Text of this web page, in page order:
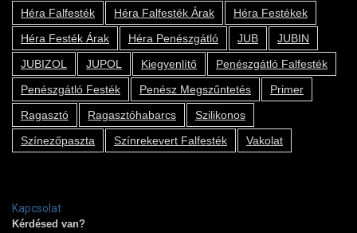
Héra Falfesték
Héra Falfesték Árak
Héra Festékek
Héra Festék Árak
Héra Penészgátló JUB
JUBIN
JUBIZOL
JUPOL Kiegyenlítő
Penészgátló Falfesték
Penészgátló Festék
Penész Megszűntetés
Primer
Ragasztó
Ragasztóhabarcs
Szilikonos
Színezőpaszta
Színrekevert Falfesték Vakolat
Kapcsolat
Kérdésed van?